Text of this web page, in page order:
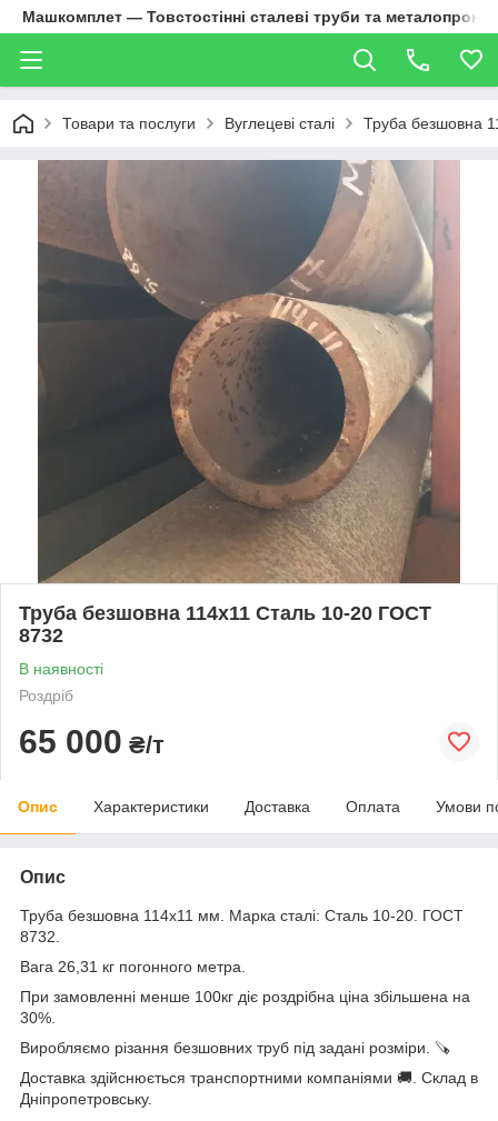
Машкомплет — Товстостінні сталеві труби та металопрокат
Товари та послуги Вуглецеві сталі Труба безшовна
Труба безшовна 114х11 Сталь 10-20 ГОСТ
8732
В наявності
Роздріб
65 000 ₴/т
Опис Характеристики Доставка Оплата Умови
Опис
Труба безшовна 114x11 мм. Марка сталі: Сталь 10-20. ГОСТ
8732.
Вага 26,31 кг погонного метра.
При замовленні менше 100кг діє роздрібна ціна збільшена на
30%.
Виробляємо різання безшовних труб під задані розміри. 🪚
Доставка здійснюється транспортними компаніями 🚚. Склад в
Дніпропетровську.